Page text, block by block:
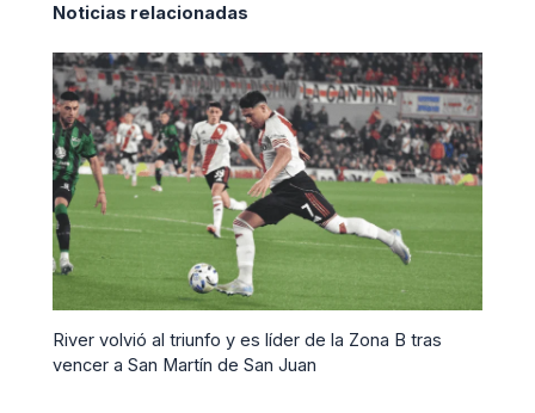
Noticias relacionadas
River volvió al triunfo y es líder de la Zona B tras
vencer a San Martín de San Juan